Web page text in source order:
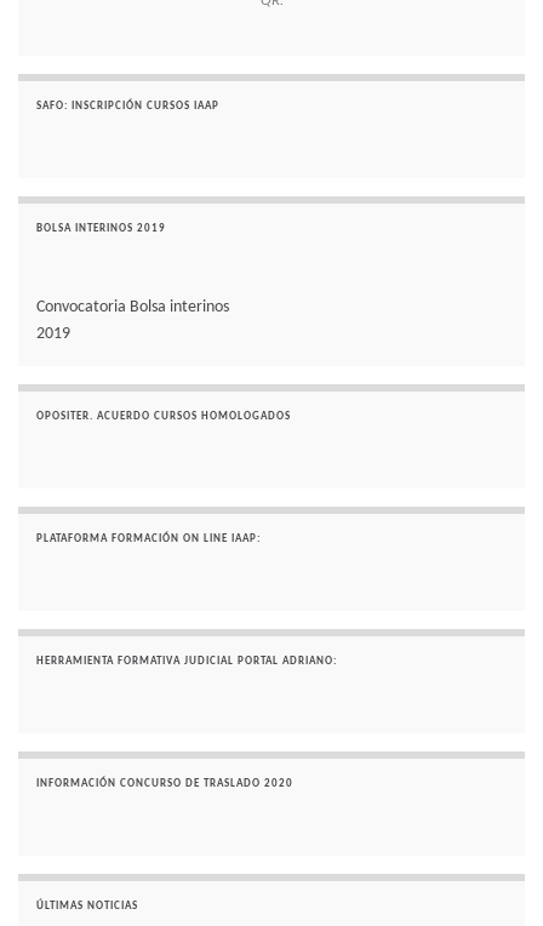
SAFO: INSCRIPCIÓN CURSOS IAAP
BOLSA INTERINOS 2019
Convocatoria Bolsa interinos
2019
OPOSITER. ACUERDO CURSOS HOMOLOGADOS
PLATAFORMA FORMACIÓN ON LINE IAAP:
HERRAMIENTA FORMATIVA JUDICIAL PORTAL ADRIANO:
INFORMACIÓN CONCURSO DE TRASLADO 2020
ÚLTIMAS NOTICIAS